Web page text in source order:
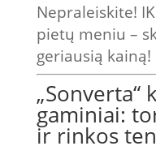
Nepraleiskite!
pietų meniu –
geriausią kainą!
gaminiai:
ir rinkos